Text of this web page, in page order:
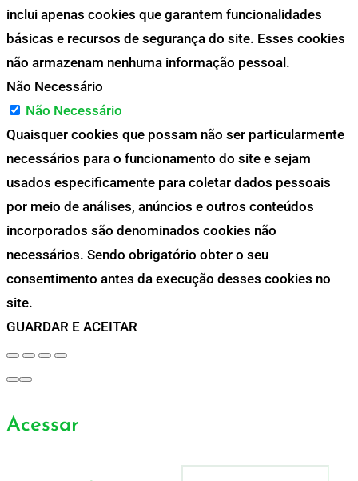
inclui apenas cookies que garantem funcionalidades
básicas e recursos de segurança do site. Esses cookies
não armazenam nenhuma informação pessoal.
Não Necessário
Não Necessário
Quaisquer cookies que possam não ser particularmente
necessários para o funcionamento do site e sejam
usados especificamente para coletar dados pessoais
por meio de análises, anúncios e outros conteúdos
incorporados são denominados cookies não
necessários. Sendo obrigatório obter o seu
consentimento antes da execução desses cookies no
site.
GUARDAR E ACEITAR
Acessar